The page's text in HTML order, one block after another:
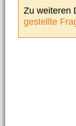
Zu weiteren
gestellte